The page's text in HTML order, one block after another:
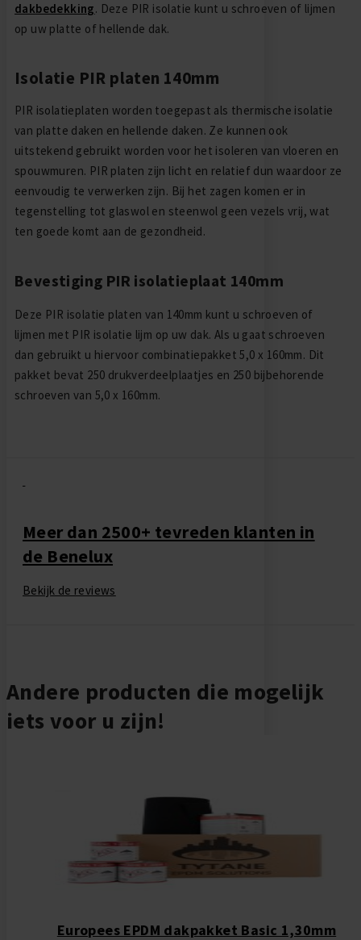
dakbedekking. Deze PIR isolatie kunt u schroeven of lijmen
op uw platte of hellende dak.
Isolatie PIR platen 140mm
PIR isolatieplaten worden toegepast als thermische isolatie
van platte daken en hellende daken. Ze kunnen ook
uitstekend gebruikt worden voor het isoleren van vloeren en
spouwmuren. PIR platen zijn licht en relatief dun waardoor ze
eenvoudig te verwerken zijn. Bij het zagen komen er in
tegenstelling tot glaswol en steenwol geen vezels vrij, wat
ten goede komt aan de gezondheid.
Bevestiging PIR isolatieplaat 140mm
Deze PIR isolatie platen van 140mm kunt u schroeven of
lijmen met PIR isolatie lijm op uw dak. Als u gaat schroeven
dan gebruikt u hiervoor combinatiepakket 5,0 x 160mm. Dit
pakket bevat 250 drukverdeelplaatjes en 250 bijbehorende
schroeven van 5,0 x 160mm.
Meer dan 2500+ tevreden klanten in
de Benelux
Bekijk de reviews
Andere producten die mogelijk
iets voor u zijn!
Europees EPDM dakpakket Basic 1,30mm